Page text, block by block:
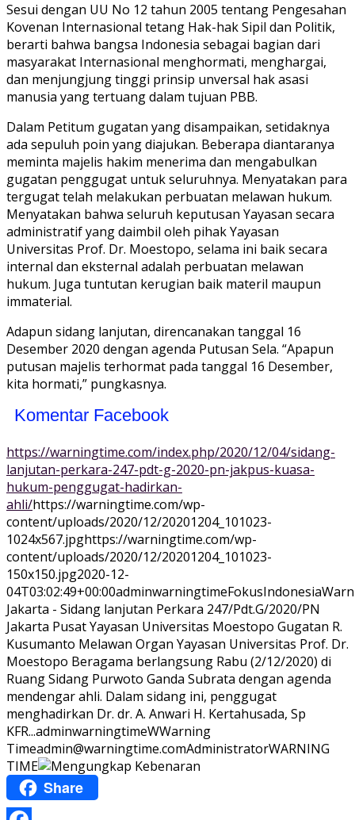
Sesui dengan UU No 12 tahun 2005 tentang Pengesahan
Kovenan Internasional tetang Hak-hak Sipil dan Politik,
berarti bahwa bangsa Indonesia sebagai bagian dari
masyarakat Internasional menghormati, menghargai,
dan menjungjung tinggi prinsip unversal hak asasi
manusia yang tertuang dalam tujuan PBB.
Dalam Petitum gugatan yang disampaikan, setidaknya
ada sepuluh poin yang diajukan. Beberapa diantaranya
meminta majelis hakim menerima dan mengabulkan
gugatan penggugat untuk seluruhnya. Menyatakan para
tergugat telah melakukan perbuatan melawan hukum.
Menyatakan bahwa seluruh keputusan Yayasan secara
administratif yang daimbil oleh pihak Yayasan
Universitas Prof. Dr. Moestopo, selama ini baik secara
internal dan eksternal adalah perbuatan melawan
hukum. Juga tuntutan kerugian baik materil maupun
immaterial.
Adapun sidang lanjutan, direncanakan tanggal 16
Desember 2020 dengan agenda Putusan Sela. “Apapun
putusan majelis terhormat pada tanggal 16 Desember,
kita hormati,” pungkasnya.
Komentar Facebook
https://warningtime.com/index.php/2020/12/04/sidang-
lanjutan-perkara-247-pdt-g-2020-pn-jakpus-kuasa-
hukum-penggugat-hadirkan-
ahli/https://warningtime.com/wp-
content/uploads/2020/12/20201204_101023-
1024x567.jpghttps://warningtime.com/wp-
content/uploads/2020/12/20201204_101023-
150x150.jpg2020-12-
04T03:02:49+00:00adminwarningtimeFokusIndonesia
Jakarta - Sidang lanjutan Perkara 247/Pdt.G/2020/PN
Jakarta Pusat Yayasan Universitas Moestopo Gugatan R.
Kusumanto Melawan Organ Yayasan Universitas Prof. Dr.
Moestopo Beragama berlangsung Rabu (2/12/2020) di
Ruang Sidang Purwoto Ganda Subrata dengan agenda
mendengar ahli. Dalam sidang ini, penggugat
menghadirkan Dr. dr. A. Anwari H. Kertahusada, Sp
KFR...adminwarningtimeWWarning
Timeadmin@warningtime.comAdministratorWARNING
TIME
Share